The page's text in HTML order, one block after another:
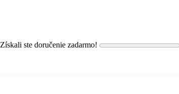
Získali ste doručenie zadarmo!